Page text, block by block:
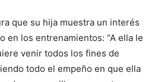
que su hija muestra un interés
en los entrenamientos: “A ella le
venir todos los fines de
todo el empeño en que ella